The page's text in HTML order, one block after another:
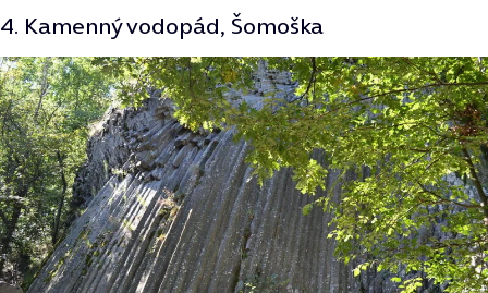
4. Kamenný vodopád, Šomoška